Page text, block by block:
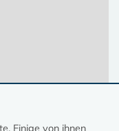
Einige von ihnen